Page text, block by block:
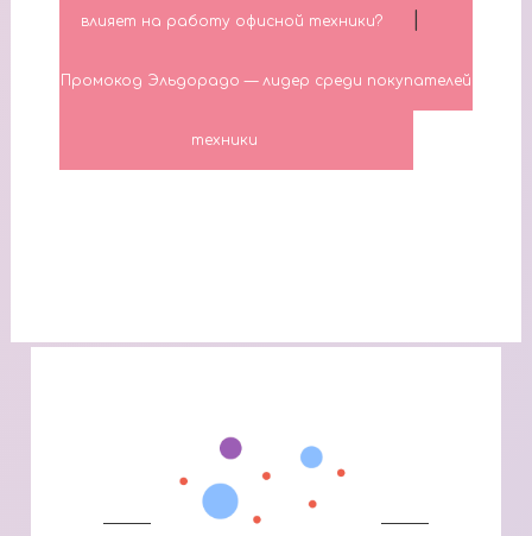
влияет на работу офисной техники?
Промокод Эльдорадо — лидер среди покупателей
техники